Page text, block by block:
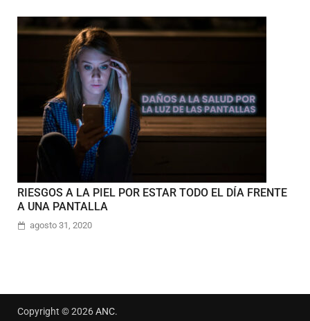
RIESGOS A LA PIEL POR ESTAR TODO EL DÍA FRENTE
A UNA PANTALLA
agosto 31, 2020
Copyright © 2026ANC.